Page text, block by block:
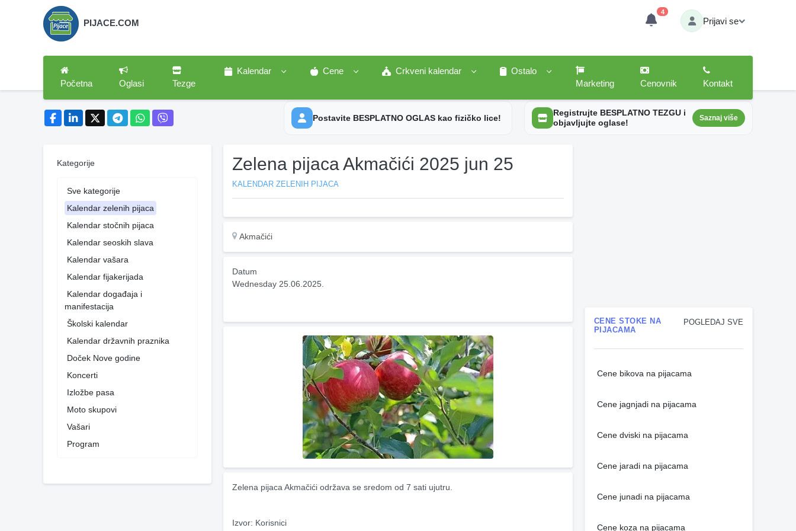
PIJACE.COM
4
Prijavi se
Početna Oglasi Tezge
Kalendar Cene Crkveni kalendar
Ostalo
Marketing
Cenovnik Kontakt
Postavite BESPLATNO OGLAS kao fizičko lice!
Registrujte BESPLATNO TEZGU i
objavljujte oglase!
Saznaj više
Kategorije
Sve kategorije
Kalendar zelenih pijaca
Kalendar stočnih pijaca
Kalendar seoskih slava
Kalendar vašara
Kalendar fijakerijada
Kalendar događaja i
manifestacija
Školski kalendar
Kalendar državnih praznika
Doček Nove godine
Koncerti
Izložbe pasa
Moto skupovi
Vašari
Program
Zelena pijaca Akmačići 2025 jun 25
KALENDAR ZELENIH PIJACA
Akmačići
Datum
Wednesday 25.06.2025.
Zelena pijaca Akmačići održava se sredom od 7 sati ujutru.
Izvor: Korisnici
POGLEDAJ SVE
CENE STOKE NA
PIJACAMA
Cene bikova na pijacama
Cene jagnjadi na pijacama
Cene dviski na pijacama
Cene jaradi na pijacama
Cene junadi na pijacama
Cene koza na pijacama